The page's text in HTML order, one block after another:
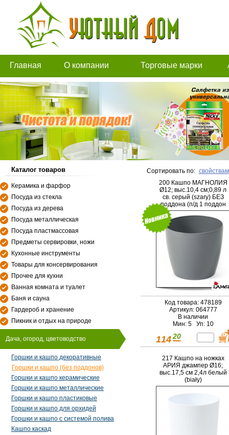
Главная О компании Торговые марки
Каталог товаров
Керамика и фарфор
Посуда из стекла
Посуда из дерева
Посуда металлическая
Посуда пластмассовая
Предметы сервировки, ножи
Кухонные инструменты
Товары для консервирования
Прочее для кухни
Ванная комната и туалет
Баня и сауна
Гардероб и хранение
Пикник и отдых на природе
Дача, огород, цветоводство
Горшки и кашпо декоративные
Горшки и кашпо (без поддонов)
Горшки и кашпо керамические
Горшки и кашпо металлические
Горшки и кашпо пластиковые
Горшки и кашпо для орхидей
Горшки и кашпо с системой полива
Кашпо каскад
Сортировать по: свойствам
200 Кашпо МАГНОЛИЯ
Ø12; выс.10,4 см;0,89 л
св. серый (szary) БЕЗ
поддона (п/д 1 поддон
арт 068019)
Код товара: 478189
Артикул: 064777
В наличии
Мин: 5 Уп: 10
114 20
217 Кашпо на ножках
АРИЯ джампер Ø16;
выс.17,5 см 2,4л белый
(biały)